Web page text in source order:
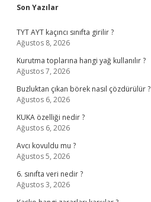
Sidebar
Son Yazılar
TYT AYT kaçıncı sınıfta girilir ?
Ağustos 8, 2026
Kurutma toplarına hangi yağ kullanılır ?
Ağustos 7, 2026
Buzluktan çıkan börek nasıl çözdürülür ?
Ağustos 6, 2026
KUKA özelliği nedir ?
Ağustos 6, 2026
Avcı kovuldu mu ?
Ağustos 5, 2026
6. sınıfta veri nedir ?
Ağustos 3, 2026